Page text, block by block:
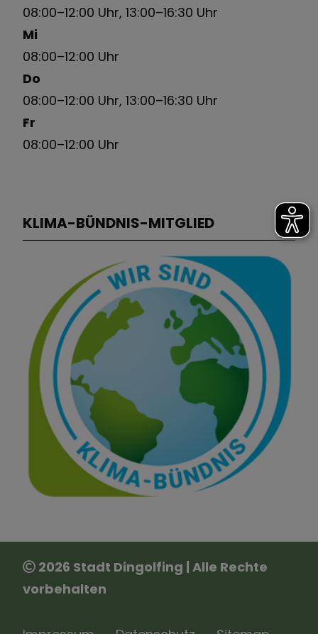
08:00–12:00 Uhr, 13:00–16:30 Uhr
Mi
08:00–12:00 Uhr
Do
08:00–12:00 Uhr, 13:00–16:30 Uhr
Fr
08:00–12:00 Uhr
KLIMA-BÜNDNIS-MITGLIED
2026 Stadt Dingolfing | Alle Rechte
vorbehalten